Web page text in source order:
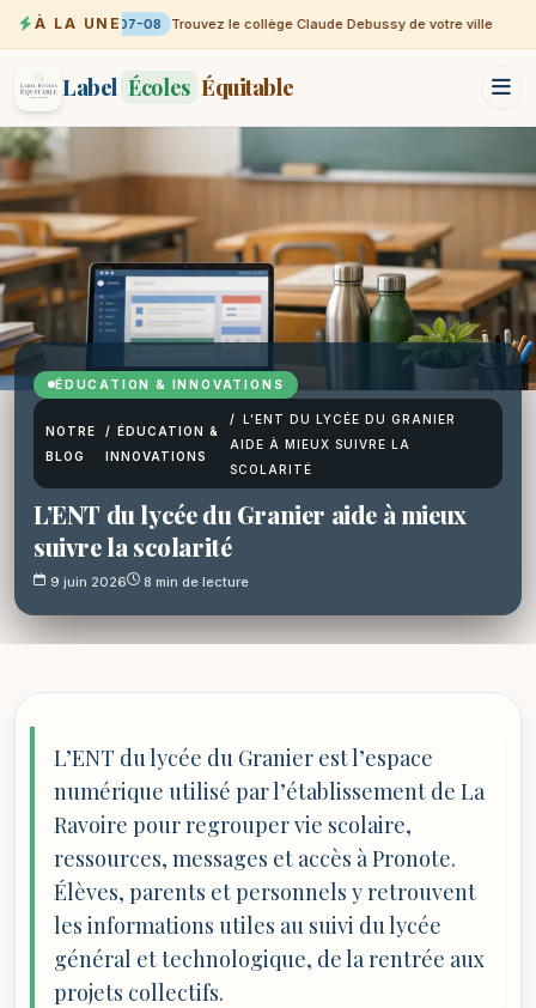
À LA UNE07-08 Trouvez le collège Claude Debussy de votre ville
Label Écoles Équitable
ÉDUCATION & INNOVATIONS
NOTRE
BLOG
/ ÉDUCATION &
INNOVATIONS
/ L’ENT DU LYCÉE DU GRANIER
AIDE À MIEUX SUIVRE LA
SCOLARITÉ
L’ENT du lycée du Granier aide à mieux
suivre la scolarité
9 juin 2026 8 min de lecture
L’ENT du lycée du Granier est l’espace
numérique utilisé par l’établissement de La
Ravoire pour regrouper vie scolaire,
ressources, messages et accès à Pronote.
Élèves, parents et personnels y retrouvent
les informations utiles au suivi du lycée
général et technologique, de la rentrée aux
projets collectifs.